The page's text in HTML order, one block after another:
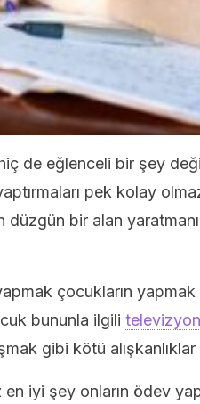
de eğlenceli bir şey
pek kolay
bir alan
çocukların
bununla ilgili
gibi kötü alışkanlıklar
iyi şey onların ödev